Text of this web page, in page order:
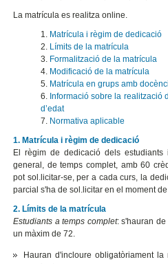
La matrícula es realitza online.
1. Matrícula i règim de dedicació
2. Límits de la matrícula
3. Formalització de la matrícula
4. Modificació de la matrícula
5. Matrícula en grups amb
6. Informació sobre la realització
d’edat
7. Normativa aplicable
1. Matrícula i règim de dedicació
El règim de dedicació dels
general, de temps complet, amb 60
pot sol.licitar-se, per a cada curs, la
parcial s'ha de sol.licitar en el moment
2. Límits de la matrícula
Estudiants a temps complet: s'hauran
un màxim de 72.
Hauran d'incloure obligatòriament